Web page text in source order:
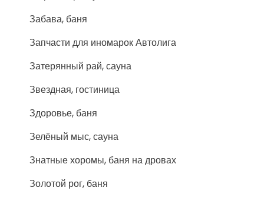
Забава, баня
Запчасти для иномарок Автолига
Затерянный рай, сауна
Звездная, гостиница
Здоровье, баня
Зелёный мыс, сауна
Знатные хоромы, баня на дровах
Золотой рог, баня